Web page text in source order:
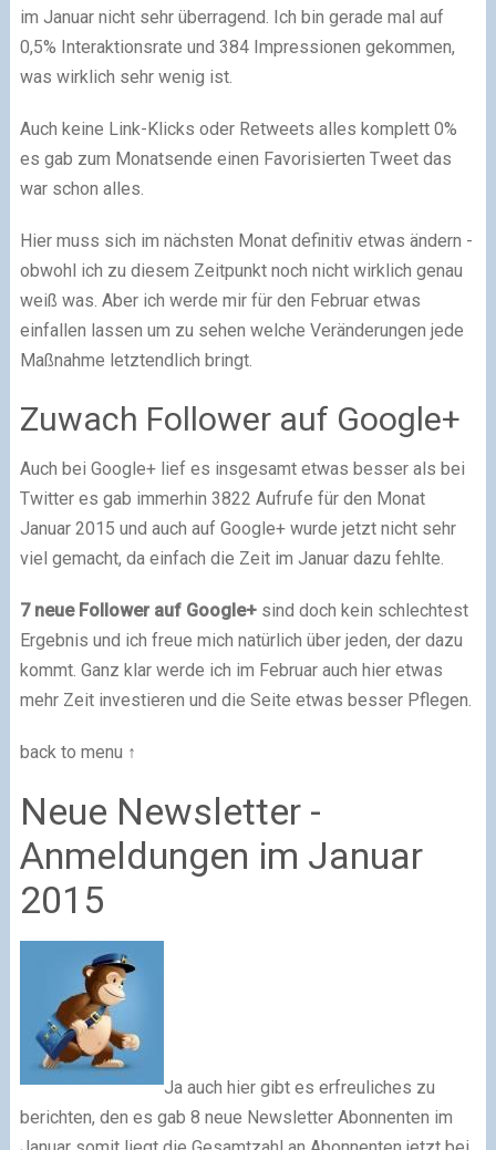
im Januar nicht sehr überragend. Ich bin gerade mal auf
0,5% Interaktionsrate und 384 Impressionen gekommen,
was wirklich sehr wenig ist.
Auch keine Link-Klicks oder Retweets alles komplett 0%
es gab zum Monatsende einen Favorisierten Tweet das
war schon alles.
Hier muss sich im nächsten Monat definitiv etwas ändern -
obwohl ich zu diesem Zeitpunkt noch nicht wirklich genau
weiß was. Aber ich werde mir für den Februar etwas
einfallen lassen um zu sehen welche Veränderungen jede
Maßnahme letztendlich bringt.
Zuwach Follower auf Google+
Auch bei Google+ lief es insgesamt etwas besser als bei
Twitter es gab immerhin 3822 Aufrufe für den Monat
Januar 2015 und auch auf Google+ wurde jetzt nicht sehr
viel gemacht, da einfach die Zeit im Januar dazu fehlte.
7 neue Follower auf Google+sind doch kein schlechtest
Ergebnis und ich freue mich natürlich über jeden, der dazu
kommt. Ganz klar werde ich im Februar auch hier etwas
mehr Zeit investieren und die Seite etwas besser Pflegen.
back to menu ↑
Neue Newsletter -
Anmeldungen im Januar
2015
Ja auch hier gibt es erfreuliches zu
berichten, den es gab 8 neue Newsletter Abonnenten im